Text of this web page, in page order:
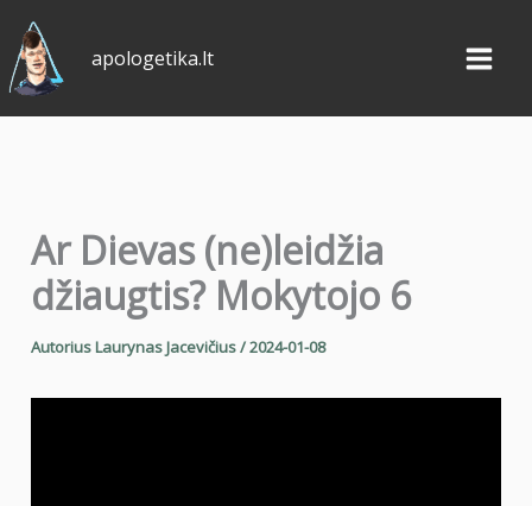
Pereiti
prie
turinio
apologetika.lt
Ar Dievas (ne)leidžia
džiaugtis? Mokytojo 6
AutoriusLaurynas Jacevičius/2024-01-08